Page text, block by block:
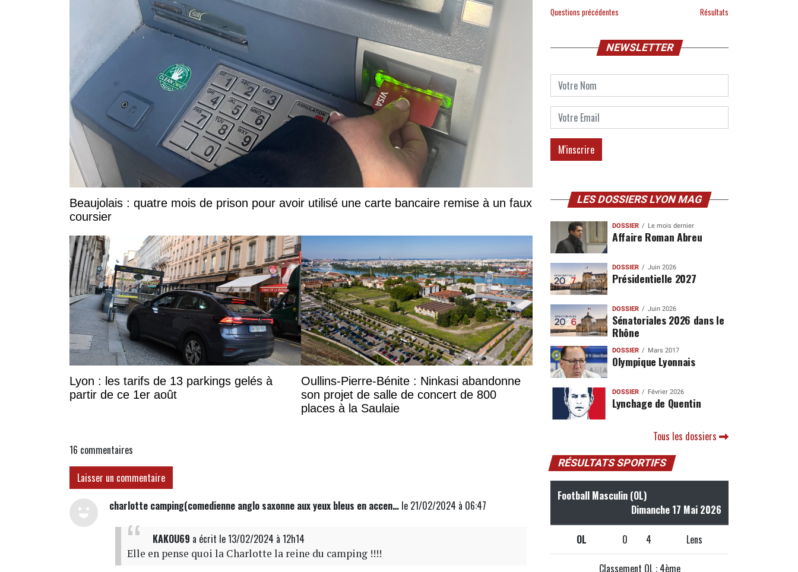
Beaujolais : quatre mois de prison pour avoir utilisé une carte bancaire remise à un faux
coursier
Lyon : les tarifs de 13 parkings gelés à
partir de ce 1er août
Oullins-Pierre-Bénite : Ninkasi abandonne
son projet de salle de concert de 800
places à la Saulaie
16 commentaires
Laisser un commentaire
charlotte camping(comedienne anglo saxonne aux yeux bleus en accen… le 21/02/2024 à 06:47
KAKOU69 a écrit le 13/02/2024 à 12h14
Elle en pense quoi la Charlotte la reine du camping !!!!
Questions précédentes Résultats
NEWSLETTER
LES DOSSIERS LYON MAG
DOSSIER Le mois dernier
Affaire Roman Abreu
DOSSIER Juin 2026
Présidentielle 2027
DOSSIER Juin 2026
Sénatoriales 2026 dans le
Rhône
DOSSIER Mars 2017
Olympique Lyonnais
DOSSIER Février 2026
Lynchage de Quentin
Tous les dossiers
RÉSULTATS SPORTIFS
Football Masculin (OL)
Dimanche 17 Mai 2026
OL 0 4 Lens
Classement OL : 4ème